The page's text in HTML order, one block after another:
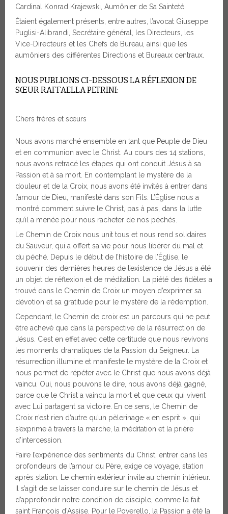
Cardinal Konrad Krajewski, Aumônier de Sa Sainteté.
Étaient également présents, entre autres, l’avocat Giuseppe
Puglisi-Alibrandi, Secrétaire général, les Directeurs, les
Vice-Directeurs et les Chefs de Bureau, ainsi que les
aumôniers des différentes Directions et Bureaux centraux.
NOUS PUBLIONS CI-DESSOUS LA RÉFLEXION DE
SŒUR RAFFAELLA PETRINI:
Chers frères et sœurs
Nous avons marché ensemble en tant que Peuple de Dieu
et en communion avec le Christ. Au cours des 14 stations,
nous avons retracé les étapes qui ont conduit Jésus à sa
Passion et à sa mort. En contemplant le mystère de la
douleur et de la Croix, nous avons été invités à entrer dans
l’amour de Dieu, manifesté dans son Fils. L’Église nous a
montré comment suivre le Christ, pas à pas, dans la lutte
qu’il a menée pour nous racheter de nos péchés.
Le Chemin de Croix nous unit tous et nous rend solidaires
du Sauveur, qui a offert sa vie pour nous libérer du mal et
du péché. Depuis le début de l’histoire de l’Église, le
souvenir des dernières heures de l’existence de Jésus a été
un objet de réflexion et de méditation. La piété des fidèles a
trouvé dans le Chemin de Croix un moyen d’exprimer sa
dévotion et sa gratitude pour le mystère de la rédemption.
Cependant, le Chemin de croix est un parcours qui ne peut
être achevé que dans la perspective de la résurrection de
Jésus. C’est en effet avec cette certitude que nous revivons
les moments dramatiques de la Passion du Seigneur. La
résurrection illumine et manifeste le mystère de la Croix et
nous permet de répéter avec le Christ que nous avons déjà
vaincu. Oui, nous pouvons le dire, nous avons déjà gagné,
parce que le Christ a vaincu la mort et que ceux qui vivent
avec Lui partagent sa victoire. En ce sens, le Chemin de
Croix n’est rien d’autre qu’un pèlerinage « en esprit », qui
s’exprime à travers la marche, la méditation et la prière
d’intercession.
Faire l’expérience des sentiments du Christ, entrer dans les
profondeurs de l’amour du Père, exige ce voyage, station
après station. Le chemin extérieur invite au chemin intérieur.
Il s’agit de se laisser conduire sur le chemin de Jésus et
d’approfondir notre condition de disciple, comme l’a fait
saint François d’Assise. Pour le Poverello, la Passion a été la